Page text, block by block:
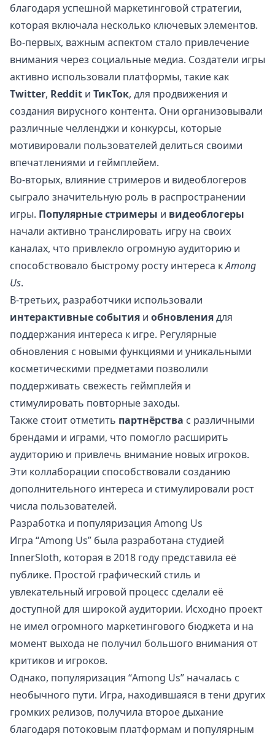
благодаря успешной маркетинговой стратегии,
которая включала несколько ключевых элементов.
Во-первых, важным аспектом стало привлечение
внимания через социальные медиа. Создатели игры
активно использовали платформы, такие как
Twitter, Reddit и ТикТок, для продвижения и
создания вирусного контента. Они организовывали
различные челленджи и конкурсы, которые
мотивировали пользователей делиться своими
впечатлениями и геймплейем.
Во-вторых, влияние стримеров и видеоблогеров
сыграло значительную роль в распространении
игры. Популярные стримеры и видеоблогеры
начали активно транслировать игру на своих
каналах, что привлекло огромную аудиторию и
способствовало быстрому росту интереса кAmong
Us.
В-третьих, разработчики использовали
интерактивные события и обновлениядля
поддержания интереса к игре. Регулярные
обновления с новыми функциями и уникальными
косметическими предметами позволили
поддерживать свежесть геймплейя и
стимулировать повторные заходы.
Также стоит отметить партнёрства с различными
брендами и играми, что помогло расширить
аудиторию и привлечь внимание новых игроков.
Эти коллаборации способствовали созданию
дополнительного интереса и стимулировали рост
числа пользователей.
Разработка и популяризация Among Us
Игра “Among Us” была разработана студией
InnerSloth, которая в 2018 году представила её
публике. Простой графический стиль и
увлекательный игровой процесс сделали её
доступной для широкой аудитории. Исходно проект
не имел огромного маркетингового бюджета и на
момент выхода не получил большого внимания от
критиков и игроков.
Однако, популяризация “Among Us” началась с
необычного пути. Игра, находившаяся в тени других
громких релизов, получила второе дыхание
благодаря потоковым платформам и популярным